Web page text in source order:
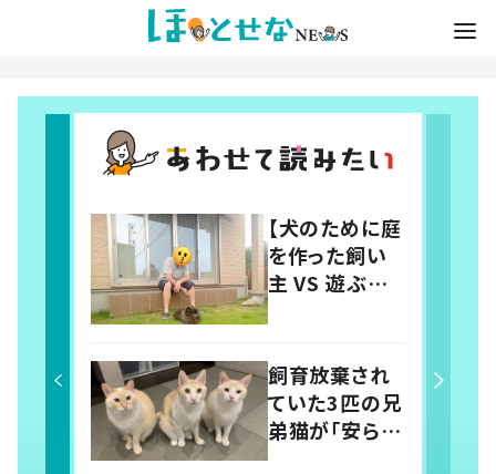
【犬のために庭
を作った飼い
主 VS 遊ぶ気
のない犬】シュ
21.1万いい
ね！？「犬の強
い意志を感じ
る」
飼育放棄され
ていた3匹の兄
弟猫が「安ら
ぎ」を手に入れ